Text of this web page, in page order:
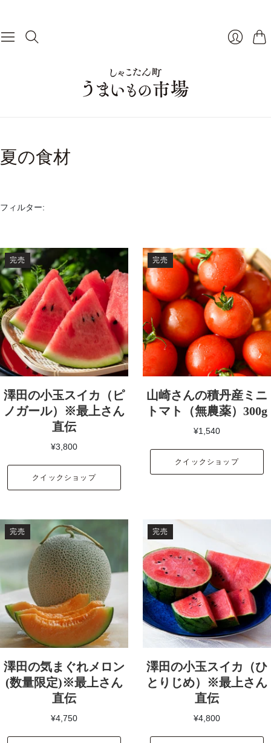
夏の食材
フィルター:
完売
澤田の小玉スイカ（ピ
ノガール）※最上さん
直伝
¥3,800
クイックショップ
完売
山崎さんの積丹産ミニ
トマト（無農薬）300g
¥1,540
クイックショップ
完売
澤田の気まぐれメロン
(数量限定)※最上さん
直伝
¥4,750
完売
澤田の小玉スイカ（ひ
とりじめ）※最上さん
直伝
¥4,800